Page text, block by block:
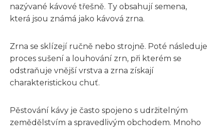
nazývané kávové třešně. Ty obsahují semena,
která jsou známá jako kávová zrna.
Zrna se sklízejí ručně nebo strojně. Poté následuje
proces sušení a louhování zrn, při kterém se
odstraňuje vnější vrstva a zrna získají
charakteristickou chuť.
Pěstování kávy je často spojeno s udržitelným
zemědělstvím a spravedlivým obchodem. Mnoho